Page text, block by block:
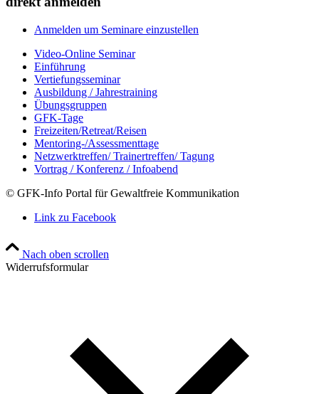
Anmelden um Seminare einzustellen
Video-Online Seminar
Einführung
Vertiefungsseminar
Ausbildung / Jahrestraining
Übungsgruppen
GFK-Tage
Freizeiten/Retreat/Reisen
Mentoring-/Assessmenttage
Netzwerktreffen/ Trainertreffen/ Tagung
Vortrag / Konferenz / Infoabend
© GFK-Info Portal für Gewaltfreie Kommunikation
Link zu Facebook
Nach oben scrollen
Widerrufsformular